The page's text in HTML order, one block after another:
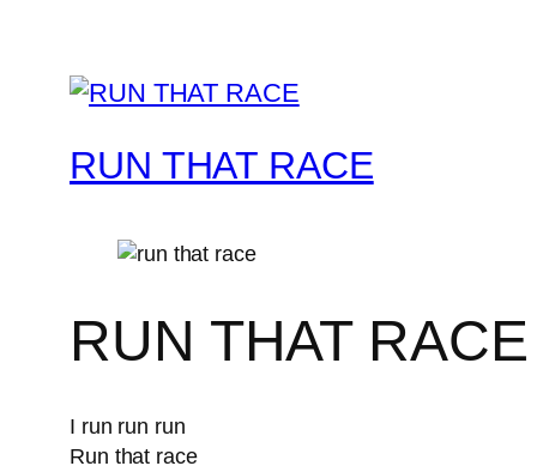
RUN THAT RACE
RUN THAT RACE
I run run run
Run that race